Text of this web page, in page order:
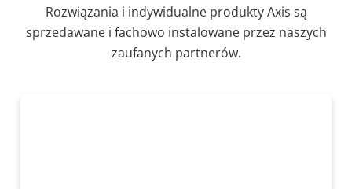
Rozwiązania i indywidualne produkty Axis są
sprzedawane i fachowo instalowane przez naszych
zaufanych partnerów.